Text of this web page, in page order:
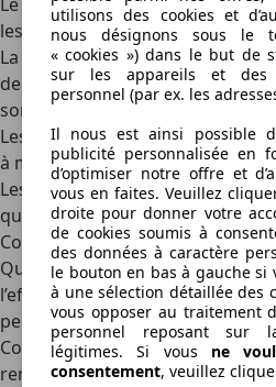
utilisons des cookies et
nous désignons sous le
« cookies ») dans le but de
sur les appareils et des
personnel (par ex. les
Il nous est ainsi possible
publicité personnalisée en
d’optimiser notre offre et
vous en faites. Veuillez
droite pour donner votre
de cookies soumis à
des données à caractère
le bouton en bas à gauche si
à une sélection détaillée des
vous opposer au traitement
personnel reposant sur
légitimes. Si vous ne
consentement, veuillez
les frottements entre les pièces
La consommation d’huile se
de remplissage fréquent, signe
sont bien ajustés.
Les passages de vitesses
à mesure que la boîte de vitesses
Les freins gagnent en mordant
quelques centaines de
Conseils pratiques pour roder
Quelques bonnes pratiques
l’efficacité du rodage d’une
performances optimales.
Consulte le carnet d’entretien
renseigne sur les spécificités du